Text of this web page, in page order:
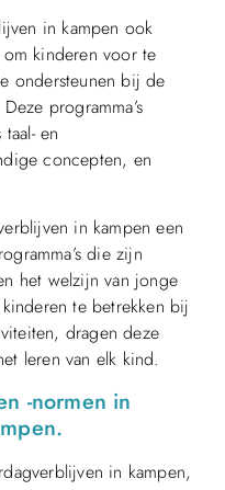
in kampen ook
kinderen voor te
ondersteunen bij de
programma’s
en
concepten, en
in kampen een
die zijn
het welzijn van jonge
te betrekken bij
dragen deze
leren van elk kind.
-normen in
in kampen,